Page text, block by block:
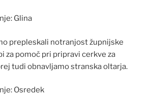
Glina
prepleskali notranjost župnijske
za pomoč pri pripravi cerkve za
tudi obnavljamo stranska oltarja.
Osredek